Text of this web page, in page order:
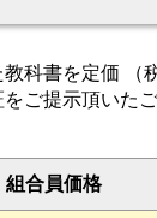
科書を定価 （
ご提示頂いた
組合員価格